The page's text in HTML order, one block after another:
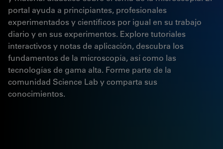
portal ayuda a principiantes, profesionales
experimentados y científicos por igual en su trabajo
diario y en sus experimentos. Explore tutoriales
interactivos y notas de aplicación, descubra los
fundamentos de la microscopía, así como las
tecnologías de gama alta. Forme parte de la
comunidad Science Lab y comparta sus
conocimientos.